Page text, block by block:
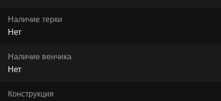
Наличие терки
Нет
Наличие венчика
Нет
Конструкция